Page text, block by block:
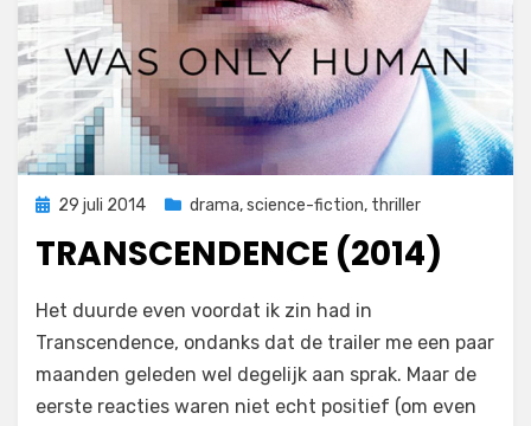
Geplaatst
29 juli 2014 drama,science-fiction, thriller
TRANSCENDENCE (2014)
door Filmofiel.nl
Laat een reactie achter op
(2014)
Het duurde even voordat ik zin had in
Transcendence, ondanks dat de trailer me een paar
maanden geleden wel degelijk aan sprak. Maar de
eerste reacties waren niet echt positief (om even